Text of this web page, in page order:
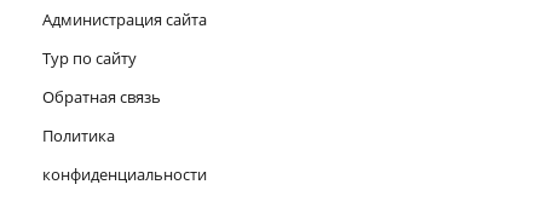
Администрация сайта
Тур по сайту
Обратная связь
Политика
конфиденциальности